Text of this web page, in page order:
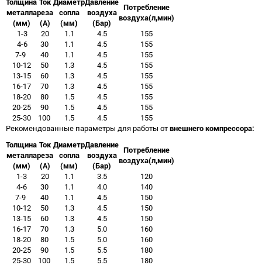
Толщина
металла
(мм)
Ток
реза
(А)
Диаметр
сопла
(мм)
Давление
воздуха
(Бар)
Потребление
воздуха(л,мин)
1-3
20 1.1 4.5
155
4-6
30 1.1 4.5
155
7-9
40 1.1 4.5
155
10-12
50 1.3 4.5
155
13-15
60 1.3 4.5
155
16-17
70 1.3 4.5
155
18-20
80 1.5 4.5
155
20-25
90 1.5 4.5
155
25-30
100 1.5 4.5
155
Рекомендованные параметры для работы от внешнего компрессора:
Толщина
металла
(мм)
Ток
реза
(А)
Диаметр
сопла
(мм)
Давление
воздуха
(Бар)
Потребление
воздуха(л,мин)
1-3
20 1.1 3.5
120
4-6
30 1.1 4.0
140
7-9
40 1.1 4.5
150
10-12
50 1.3 4.5
150
13-15
60 1.3 4.5
150
16-17
70 1.3 5.0
160
18-20
80 1.5 5.0
160
20-25
90 1.5 5.5
180
25-30
100 1.5 5.5 180